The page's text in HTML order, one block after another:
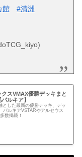
館
#清洲
クスVMAX優勝デッキまと
ルキア】
とした最新の優勝デッキ、デッ
パルキアVSTARやアルセウス
数掲載！